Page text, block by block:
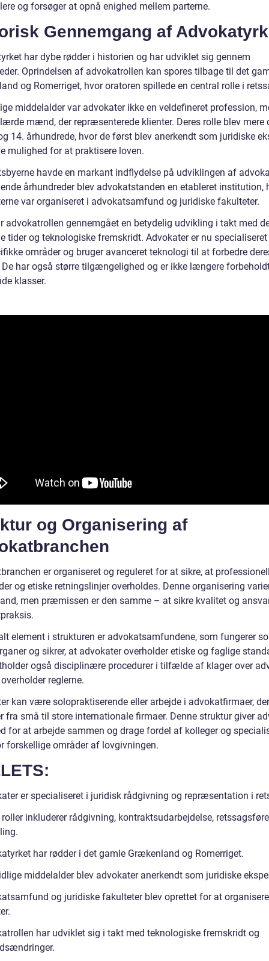
og forsøger at opnå enighed mellem parterne.
Gennemgang af
har dybe rødder i historien og har udviklet sig gennem
Oprindelsen af advokatrollen kan spores tilbage til det
og Romerriget, hvor oratoren spillede en central rolle i
middelalder var advokater ikke en veldefineret profession,
mænd, der repræsenterede klienter. Deres rolle blev mere
14. århundrede, hvor de først blev anerkendt som juridiske
mulighed for at praktisere loven.
havde en markant indflydelse på udviklingen af
århundreder blev advokatstanden en etableret institution,
var organiseret i advokatsamfund og juridiske fakulteter.
advokatrollen gennemgået en betydelig udvikling i takt med
tider og teknologiske fremskridt. Advokater er nu
områder og bruger avanceret teknologi til at forbedre
har også større tilgængelighed og er ikke længere
klasser.
og Organisering af
er organiseret og reguleret for at sikre, at
og etiske retningslinjer overholdes. Denne organisering
men præmissen er den samme – at sikre kvalitet og
element i strukturen er advokatsamfundene, som fungerer
og sikrer, at advokater overholder etiske og faglige
også disciplinære procedurer i tilfælde af klager over
reglerne.
kan være solopraktiserende eller arbejde i advokatfirmaer, der
fra små til store internationale firmaer. Denne struktur giver
for at arbejde sammen og drage fordel af kolleger og
forskellige områder af lovgivningen.
er specialiseret i juridisk rådgivning og repræsentation i
inkluderer rådgivning, kontraktsudarbejdelse,
har rødder i det gamle Grækenland og Romerriget.
middelalder blev advokater anerkendt som juridiske
og juridiske fakulteter blev oprettet for at organisere
har udviklet sig i takt med teknologiske fremskridt og